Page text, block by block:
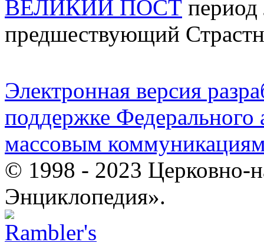
ВЕЛИКИЙ ПОСТ период
предшествующий
Электронная версия
поддержке Федерального
массовым
© 1998 - 2023 Церковно-
Энциклопедия».